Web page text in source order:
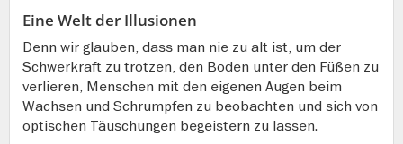
Eine Welt der Illusionen
Denn wir glauben, dass man nie zu alt ist, um der
Schwerkraft zu trotzen, den Boden unter den Füßen zu
verlieren, Menschen mit den eigenen Augen beim
Wachsen und Schrumpfen zu beobachten und sich von
optischen Täuschungen begeistern zu lassen.